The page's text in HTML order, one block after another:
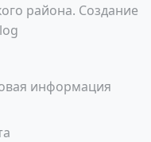
района. Создание
информация